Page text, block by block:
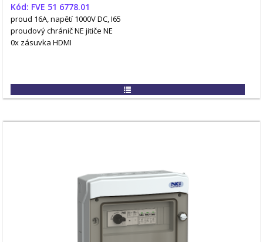
Kód: FVE 51 6778.01
proud 16A, napětí 1000V DC, I65
proudový chránič NE jitiče NE
0x zásuvka HDMI